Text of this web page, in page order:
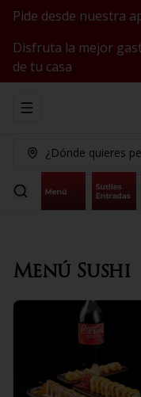
Pide desde nuestra
Disfruta la mejor
de tu casa
Abrir menu de
¿Dónde quieres
Menú Sushi